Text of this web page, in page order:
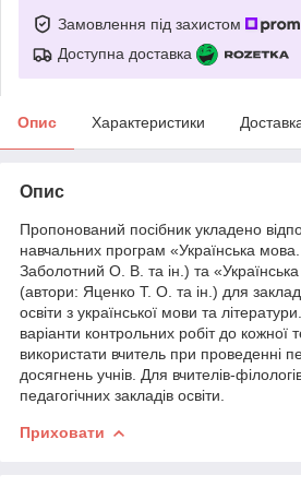
Замовлення під захистом
Доступна доставка
Опис Характеристики
Опис
Пропонований посібник укладено
навчальних програм «Українська
Заболотний О. В. та ін.) та
(автори: Яценко Т. О. та ін.) для
освіти з української мови та
варіанти контрольних робіт до кожної
використати вчитель при проведенні
досягнень учнів. Для вчителів-
педагогічних закладів освіти.
Приховати